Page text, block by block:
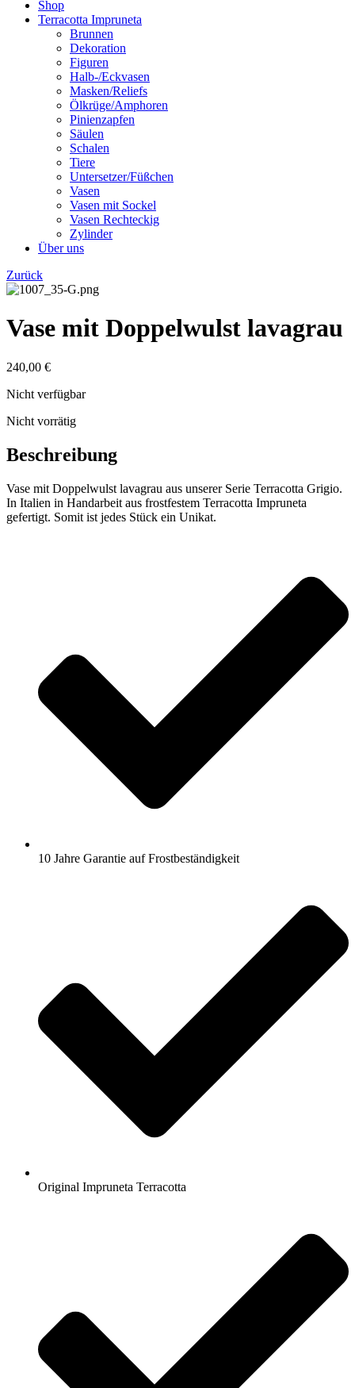
Shop
Terracotta Impruneta
Brunnen
Dekoration
Figuren
Halb-/Eckvasen
Masken/Reliefs
Ölkrüge/Amphoren
Pinienzapfen
Säulen
Schalen
Tiere
Untersetzer/Füßchen
Vasen
Vasen mit Sockel
Vasen Rechteckig
Zylinder
Über uns
Zurück
Vase mit Doppelwulst lavagrau
240,00 €
Nicht verfügbar
Nicht vorrätig
Beschreibung
Vase mit Doppelwulst lavagrau aus unserer Serie Terracotta Grigio.
In Italien in Handarbeit aus frostfestem Terracotta Impruneta
gefertigt. Somit ist jedes Stück ein Unikat.
10 Jahre Garantie auf Frostbeständigkeit
Original Impruneta Terracotta